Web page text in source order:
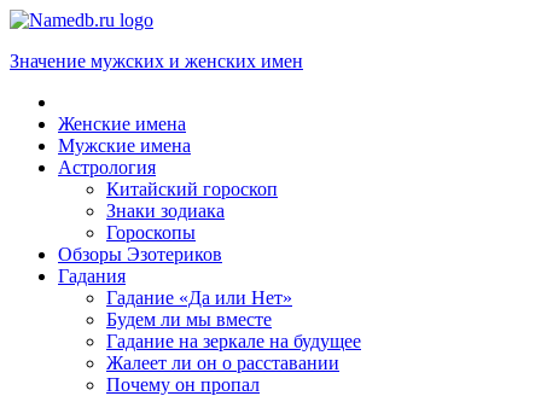
Значение мужских и женских имен
Женские имена
Мужские имена
Астрология
Китайский гороскоп
Знаки зодиака
Гороскопы
Обзоры Эзотериков
Гадания
Гадание «Да или Нет»
Будем ли мы вместе
Гадание на зеркале на будущее
Жалеет ли он о расставании
Почему он пропал